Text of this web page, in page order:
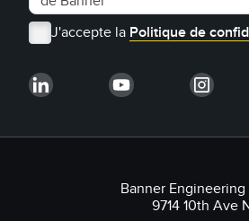
J'accepte la Politique de
Banner Engineering
9714 10th Ave